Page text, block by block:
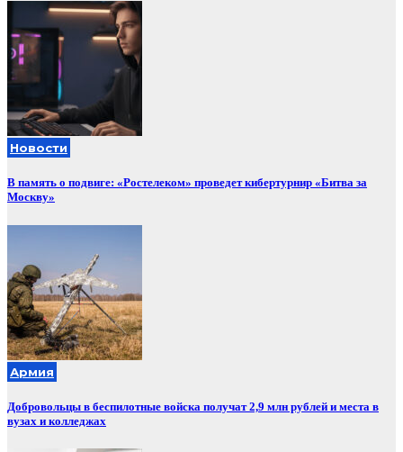
Новости
В память о подвиге: «Ростелеком» проведет кибертурнир «Битва за
Москву»
Армия
Добровольцы в беспилотные войска получат 2,9 млн рублей и места в
вузах и колледжах